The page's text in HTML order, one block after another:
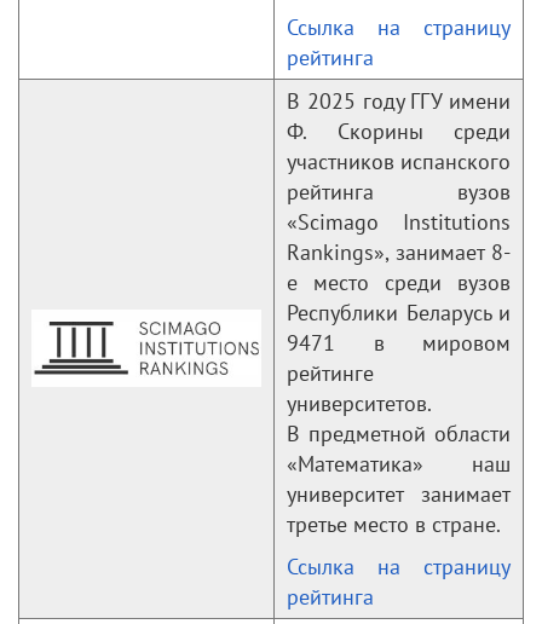
Ссылка на страницу
рейтинга
В 2025 году ГГУ имени
Ф. Скорины среди
участников испанского
рейтинга вузов
«Scimago Institutions
Rankings», занимает 8-
е место среди вузов
Республики Беларусь и
9471 в мировом
рейтинге
университетов.
В предметной области
«Математика» наш
университет занимает
третье место в стране.
Ссылка на страницу
рейтинга